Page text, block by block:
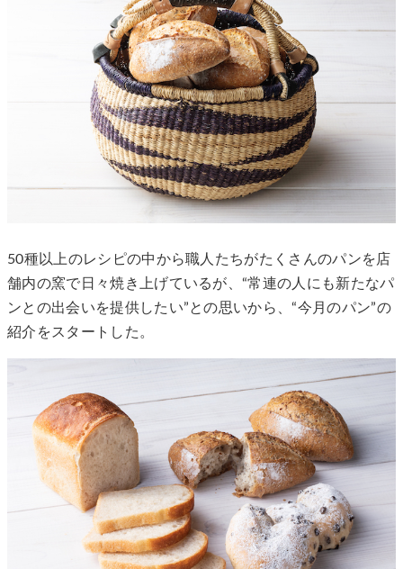
50種以上のレシピの中から職人たちがたくさんのパンを店
舗内の窯で日々焼き上げているが、“常連の人にも新たなパ
ンとの出会いを提供したい”との思いから、“今⽉のパン”の
紹介をスタートした。